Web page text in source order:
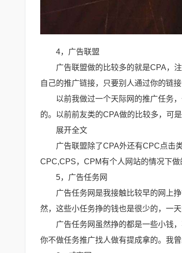
4，广告联盟
广告联盟做的比较多的就是CPA，
自己的推广链接，只要别人通过你的链接
以前我做过一个天际网的推广任务
的。以前前友类的CPA做的比较多，可
展开全文
广告联盟除了CPA外还有CPC点击
CPC,CPS，CPM有个人网站的情况下
5，广告任务网
广告任务网是我接触比较早的网上
然，这些小任务挣的钱也是很少的，一
广告任务网虽然挣的都是一些小钱
你不做任务推广找人做有提成拿的。我